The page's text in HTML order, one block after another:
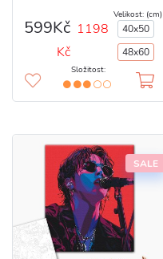
599Kč 1198
Kč
Velikost: (cm)
40x50
48x60
Složitost:
SALE